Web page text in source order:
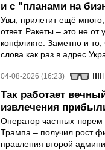
и с "планами на
Увы, прилетит ещё
ответ. Ракеты – это не от
конфликте. Заметно и
слова как раз в адрес
04-08-2026 (16:23)
Так работает
извлечения
Оператор частных тюрем
Трампа – получил рост
правления второй